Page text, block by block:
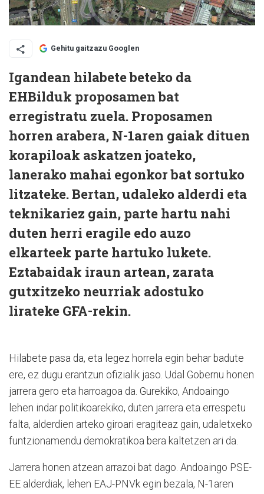
Gehitu gaitzazu Googlen
Igandean hilabete beteko da
EHBilduk proposamen bat
erregistratu zuela. Proposamen
horren arabera, N-1aren gaiak dituen
korapiloak askatzen joateko,
lanerako mahai egonkor bat sortuko
litzateke. Bertan, udaleko alderdi eta
teknikariez gain, parte hartu nahi
duten herri eragile edo auzo
elkarteek parte hartuko lukete.
Eztabaidak iraun artean, zarata
gutxitzeko neurriak adostuko
lirateke GFA-rekin.
Hilabete pasa da, eta legez horrela egin behar badute
ere, ez dugu erantzun ofizialik jaso. Udal Gobernu honen
jarrera gero eta harroagoa da. Gurekiko, Andoaingo
lehen indar politikoarekiko, duten jarrera eta errespetu
falta, alderdien arteko giroari eragiteaz gain, udaletxeko
funtzionamendu demokratikoa bera kaltetzen ari da.
Jarrera honen atzean arrazoi bat dago. Andoaingo PSE-
EE alderdiak, lehen EAJ-PNVk egin bezala, N-1aren